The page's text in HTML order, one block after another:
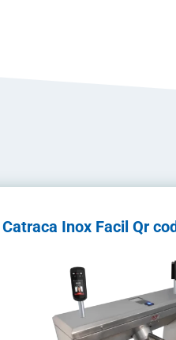
Catraca Inox Facil Qr